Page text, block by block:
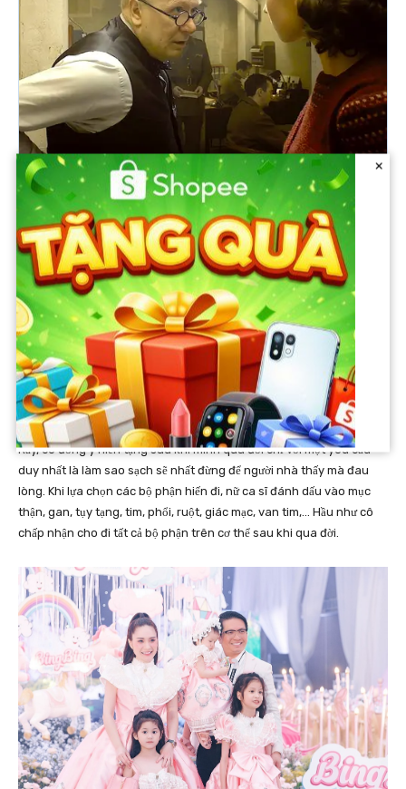
Hành động nhân văn này không chỉ khiến khán giả bất ngờ mà
chồng Đoàn Di Băng cũng rất xúc động, khi thấy cô điền vào tờ đơn
này anh chia sẻ với sự ngưỡng mộ và yêu thương gửi đến vợ. Nam
doanh nhân tâm sự:
“Nửa đêm xuống bàn làm việc thấy tờ đơn này
thì nghẹn. Bà lo xa ghê bà”.
Trong tờ đăng ký trước đó, Đoàn Di Băng đã gửi đến bệnh viện Chợ
Rẫy, cô đồng ý hiến tạng sau khi mình qua đời chỉ với một yêu cầu
duy nhất là làm sao sạch sẽ nhất đừng để người nhà thấy mà đau
lòng. Khi lựa chọn các bộ phận hiến đi, nữ ca sĩ đánh dấu vào mục
thận, gan, tụy tạng, tim, phổi, ruột, giác mạc, van tim,… Hầu như cô
chấp nhận cho đi tất cả bộ phận trên cơ thể sau khi qua đời.
×